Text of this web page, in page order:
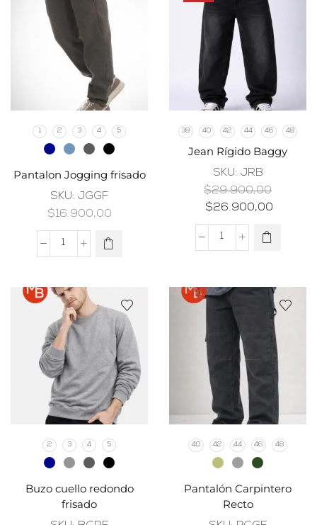
1 2 3 4 5
Pantalon Jogging frisado
SKU: JGGF
$16.900,00
38 40 42 44 46 48
Jean Rígido Baggy
SKU: JRB
$29.900,00
$26.900,00
2 3 4 5
Buzo cuello redondo
frisado
40 42 44 46 48
Pantalón Carpintero
Recto